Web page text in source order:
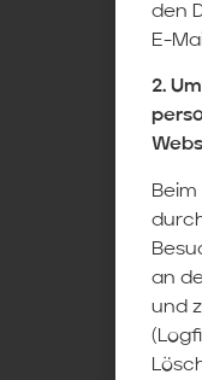
den
E-
2.
an
und